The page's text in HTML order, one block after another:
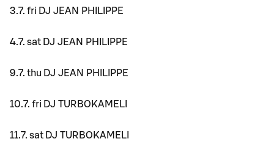
3.7. fri DJ JEAN PHILIPPE
4.7. sat DJ JEAN PHILIPPE
9.7. thu DJ JEAN PHILIPPE
10.7. fri DJ TURBOKAMELI
11.7. sat DJ TURBOKAMELI